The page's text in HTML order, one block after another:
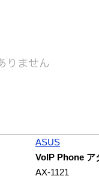
ASUS
VoIP Phone ア
AX-1121